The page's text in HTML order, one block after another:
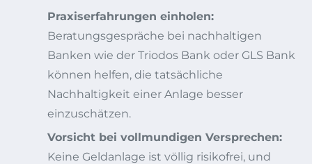
Praxiserfahrungen einholen:
Beratungsgespräche bei nachhaltigen
Banken wie der Triodos Bank oder GLS Bank
können helfen, die tatsächliche
Nachhaltigkeit einer Anlage besser
einzuschätzen.
Vorsicht bei vollmundigen Versprechen:
Keine Geldanlage ist völlig risikofrei, und